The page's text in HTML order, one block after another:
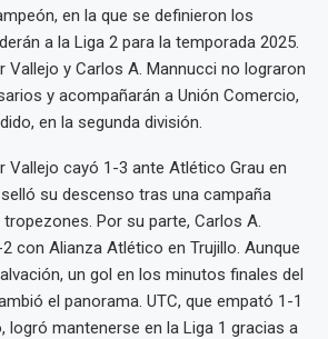
en la que se definieron los
a la Liga 2 para la temporada 2025.
Vallejo y Carlos A. Mannucci no lograron
y acompañarán a Unión Comercio,
en la segunda división.
Vallejo cayó 1-3 ante Atlético Grau en
su descenso tras una campaña
Por su parte, Carlos A.
con Alianza Atlético en Trujillo. Aunque
un gol en los minutos finales del
el panorama. UTC, que empató 1-1
logró mantenerse en la Liga 1 gracias a